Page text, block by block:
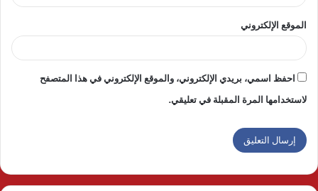
الموقع الإلكتروني
احفظ اسمي، بريدي الإلكتروني، والموقع الإلكتروني في هذا المتصفح
لاستخدامها المرة المقبلة في تعليقي.